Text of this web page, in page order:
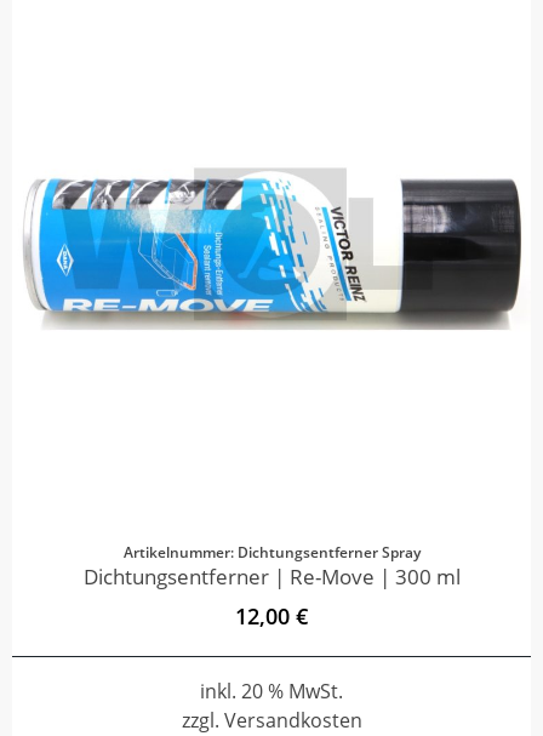
Artikelnummer: Dichtungsentferner Spray
Dichtungsentferner | Re-Move | 300 ml
12,00 €
inkl. 20 % MwSt.
zzgl. Versandkosten